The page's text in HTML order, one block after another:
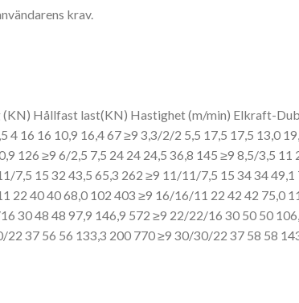
krav.
(KN) Hållfast last(KN) Hastighet (m/min) Elkraft-
4 16 16 10,9 16,4 67 ≥9 3,3/2/2 5,5 17,5 17,5 13,0
126 ≥9 6/2,5 7,5 24 24 24,5 36,8 145 ≥9 8,5/3,5 11
7,5 15 32 43,5 65,3 262 ≥9 11/11/7,5 15 34 34
22 4040 68,0 102 403 ≥9 16/16/11 22 42 42 75,0
30 48 48 97,9 146,9 572 ≥9 22/22/16 30 50 50
22 37 56 56 133,3 200 770 ≥9 30/30/22 37 58 58